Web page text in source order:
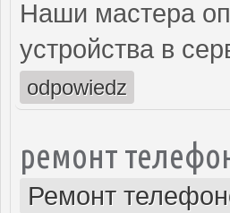
Наши мастера
устройства в
odpowiedz
ремонт
Ремонт